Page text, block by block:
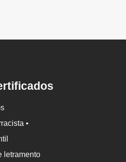
•
letramento